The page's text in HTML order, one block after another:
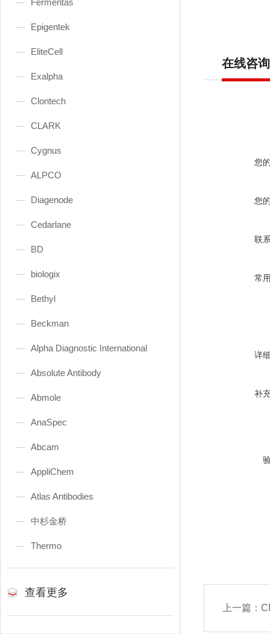
Fermentas
Epigentek
EliteCell
Exalpha
Clontech
CLARK
Cygnus
ALPCO
Diagenode
Cedarlane
BD
biologix
Bethyl
Beckman
Alpha Diagnostic International
Absolute Antibody
Abmole
AnaSpec
Abcam
AppliChem
Atlas Antibodies
中杉金桥
Thermo
查看更多
在线咨询
您
您
联
常
详
补
上一篇：